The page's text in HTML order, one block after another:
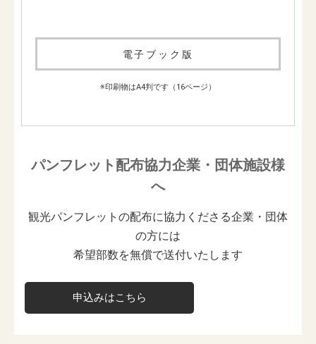
電子ブック版
※印刷物はA4判です（16ページ）
パンフレット配布協力企業・団体施設様
へ
観光パンフレットの配布に協力くださる企業・団体
の方には
希望部数を無償で送付いたします
申込みはこちら